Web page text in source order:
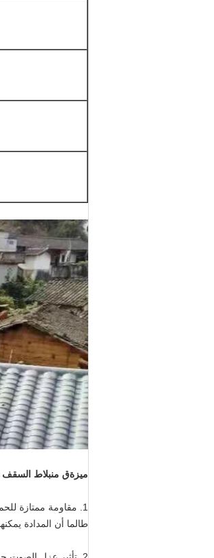
ميزةق منبلاط السقف
1. مقاومة ممتازة
طالما أن المدادة